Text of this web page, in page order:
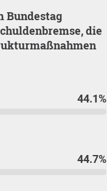
die
44.1%
44.7%